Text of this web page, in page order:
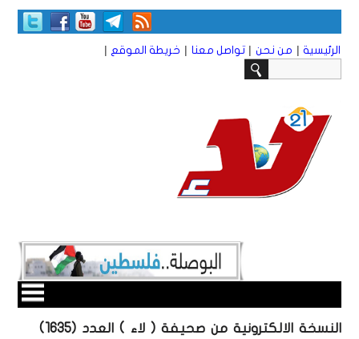
الرئيسية | من نحن | تواصل معنا | خريطة الموقع |
النسخة الالكترونية من صحيفة ( لاء ) العدد (1635)